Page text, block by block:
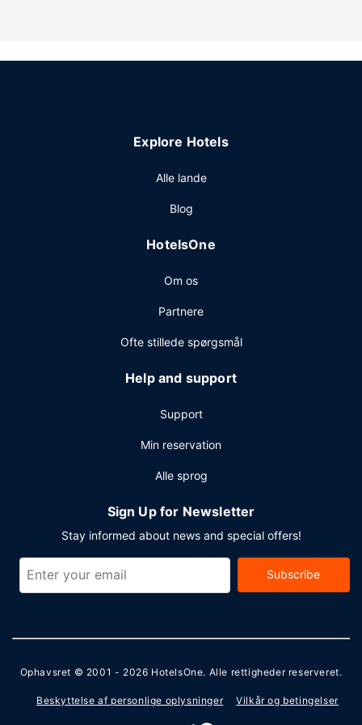
Explore Hotels
Alle lande
Blog
HotelsOne
Om os
Partnere
Ofte stillede spørgsmål
Help and support
Support
Min reservation
Alle sprog
Sign Up for Newsletter
Stay informed about news and special offers!
Subscribe
Ophavsret © 2001 - 2026 HotelsOne. Alle rettigheder reserveret.
Beskyttelse af personlige oplysninger Vilkår og betingelser